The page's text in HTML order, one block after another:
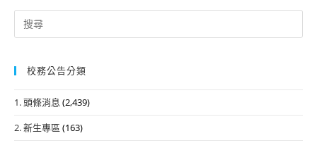
Search
for:
校務公告分類
1. 頭條消息 (2,439)
2. 新生專區 (163)